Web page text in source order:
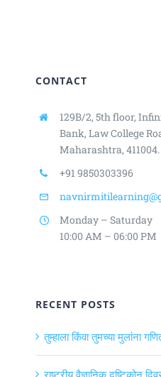
CONTACT
129B/2, 5th floor,
Bank, Law College
Maharashtra, 411004.
+91 9850303396
Monday – Saturday
10:00 AM – 06:00 PM
RECENT POSTS
तुम्हाला किंवा तुमच्या मुलांना
राष्ट्रीय वैज्ञानिक दृष्टिकोन